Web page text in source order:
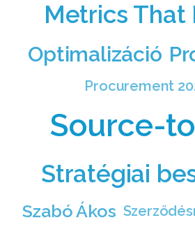
Metrics That
Optimalizáció
Procurement
Source-
Stratégiai
Szabó Ákos